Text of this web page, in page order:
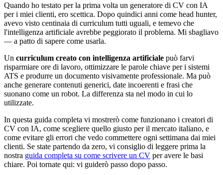
Quando ho testato per la prima volta un generatore di CV con IA
per i miei clienti, ero scettica. Dopo quindici anni come head hunter,
avevo visto centinaia di curriculum tutti uguali, e temevo che
l'intelligenza artificiale avrebbe peggiorato il problema. Mi sbagliavo
— a patto di sapere come usarla.
Un curriculum creato con intelligenza artificiale può farvi
risparmiare ore di lavoro, ottimizzare le parole chiave per i sistemi
ATS e produrre un documento visivamente professionale. Ma può
anche generare contenuti generici, date incoerenti e frasi che
suonano come un robot. La differenza sta nel modo in cui lo
utilizzate.
In questa guida completa vi mostrerò come funzionano i creatori di
CV con IA, come scegliere quello giusto per il mercato italiano, e
come evitare gli errori che vedo commettere ogni settimana dai miei
clienti. Se state partendo da zero, vi consiglio di leggere prima la
nostra guida completa su come scrivere un CV per avere le basi
chiare. Poi tornate qui: vi guiderò passo dopo passo.